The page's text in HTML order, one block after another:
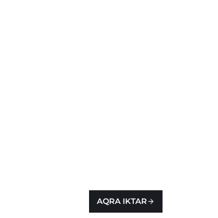
AQRA IKTAR